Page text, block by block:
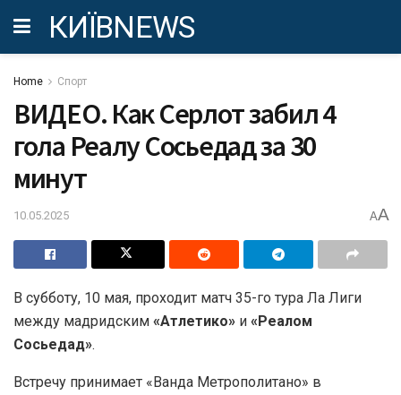
КИЇВNEWS
Home Спорт
ВИДЕО. Как Серлот забил 4
гола Реалу Сосьедад за 30
минут
10.05.2025 AA
В субботу, 10 мая, проходит матч 35-го тура Ла Лиги
между мадридским «Атлетико» и «Реалом
Сосьедад».
Встречу принимает «Ванда Метрополитано» в